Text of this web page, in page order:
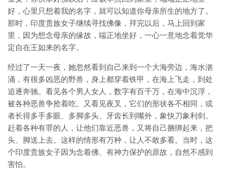
好，心里只想着我的名字，就可以知道你母亲所生的地方了。
那时，印度贵族女子继续寻找佛像，拜完以后，马上回到家
里，因为想念母亲的缘故，端正地坐好，一心一意地念着觉华
定自在王如来的名字。
经过了一天一夜，她忽然看到自己来到一个大海旁边，海水汹
涌，有很多凶恶的野兽，身上都穿着铁甲，在海上飞走，到处
追逐奔驰。看见各个男人女人，数字有百千万，在海中沉浮，
被各种恶兽争抢着吃。又看见夜叉，它们的形状各不相同，或
者长得多手多眼、多脚多头、牙齿长到嘴外，象快刀象利剑。
赶着各种有罪的人，让他们靠近恶兽，又将自己捆绑起来，把
头、脚送上去。这样的情形有万种，让人不敢多看。当时，这
个印度贵族女子因为念着佛、有神力保护的原故，自然不感到
害怕。